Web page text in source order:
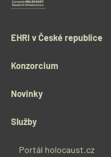
EHRI v České republice
Konzorcium
Novinky
Služby
Portál holocaust.cz